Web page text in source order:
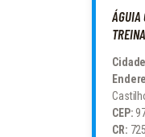
ÁGUIA
CEP:
CR: